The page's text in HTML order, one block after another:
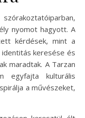
nyomot hagyott. A
kérdések, mint a
keresése és
maradtak. A Tarzan
egyfajta kulturális
a művészeket,